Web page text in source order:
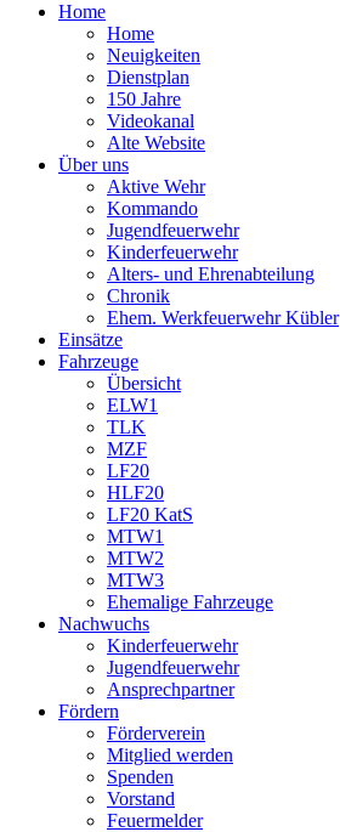
Home
Home
Neuigkeiten
Dienstplan
150 Jahre
Videokanal
Alte Website
Über uns
Aktive Wehr
Kommando
Jugendfeuerwehr
Kinderfeuerwehr
Alters- und Ehrenabteilung
Chronik
Ehem. Werkfeuerwehr Kübler
Einsätze
Fahrzeuge
Übersicht
ELW1
TLK
MZF
LF20
HLF20
LF20 KatS
MTW1
MTW2
MTW3
Ehemalige Fahrzeuge
Nachwuchs
Kinderfeuerwehr
Jugendfeuerwehr
Ansprechpartner
Fördern
Förderverein
Mitglied werden
Spenden
Vorstand
Feuermelder